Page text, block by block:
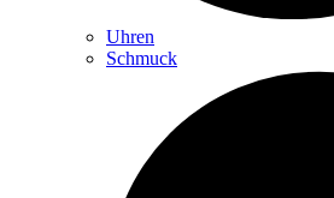
Uhren
Schmuck